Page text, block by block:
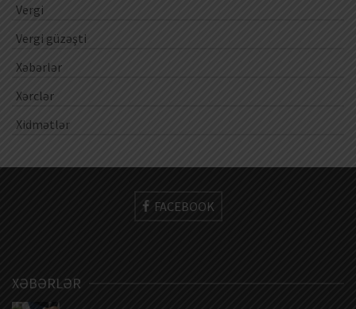
Vergi
Vergi güzəşti
Xəbərlər
Xərclər
Xidmətlər
FACEBOOK
XƏBƏRLƏR